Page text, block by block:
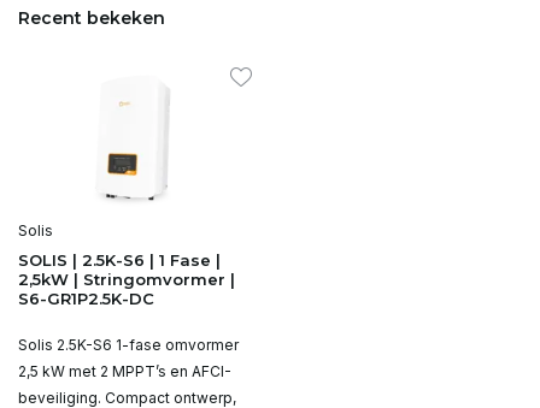
Recent bekeken
Solis
SOLIS | 2.5K-S6 | 1 Fase |
2,5kW | Stringomvormer |
S6-GR1P2.5K-DC
Solis 2.5K-S6 1-fase omvormer
2,5 kW met 2 MPPT’s en AFCI-
beveiliging. Compact ontwerp,